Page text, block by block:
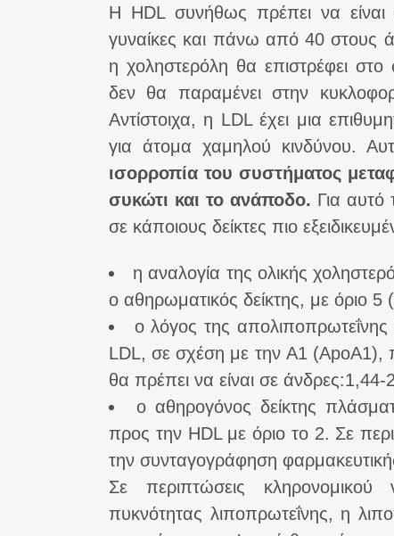
Η HDL συνήθως πρέπει να είναι
γυναίκες και πάνω από 40 στους
η χοληστερόλη θα επιστρέφει
δεν θα παραμένει στην
Αντίστοιχα, η LDL έχει μια
για άτομα χαμηλού κινδύνου.
ισορροπία του συστήματος
συκώτι και το ανάποδο. Για αυτό
σε κάποιους δείκτες πιο
η αναλογία της ολικής
ο αθηρωματικός δείκτης, με όριο
ο λόγος της
LDL, σε σχέση με την A1 (ApoA1),
θα πρέπει να είναι σε
ο αθηρογόνος δείκτης
προς την HDL με όριο το 2. Σε
την συνταγογράφηση
Σε περιπτώσεις
πυκνότητας λιποπρωτεΐνης, η